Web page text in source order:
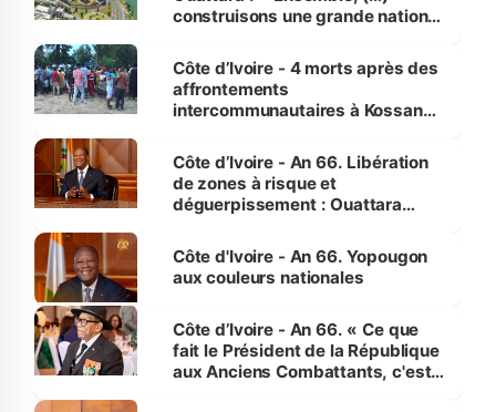
construisons une grande nation
générations futures »
Côte d’Ivoire - 4 morts après des
affrontements
intercommunautaires à Kossandji
milieu des sinistrés
Côte d’Ivoire - An 66. Libération
de zones à risque et
déguerpissement : Ouattara
l'Etat de droit pour préserver les
vies humaines »
Côte d'Ivoire - An 66. Yopougon
aux couleurs nationales
Côte d’Ivoire - An 66. « Ce que
fait le Président de la République
aux Anciens Combattants, c'est